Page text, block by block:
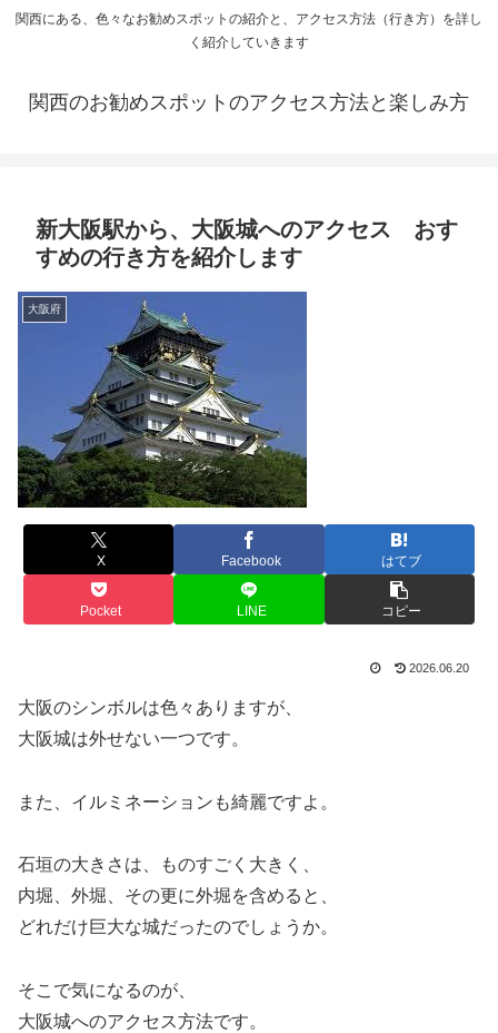
関西にある、色々なお勧めスポットの紹介と、アクセス方法（行き方）を詳し
く紹介していきます
関西のお勧めスポットのアクセス方法と楽しみ方
新大阪駅から、大阪城へのアクセス おす
すめの行き方を紹介します
大阪府
X Facebook はてブ
Pocket LINE コピー
2026.06.20
大阪のシンボルは色々ありますが、
大阪城は外せない一つです。
また、イルミネーションも綺麗ですよ。
石垣の大きさは、ものすごく大きく、
内堀、外堀、その更に外堀を含めると、
どれだけ巨大な城だったのでしょうか。
そこで気になるのが、
大阪城へのアクセス方法です。